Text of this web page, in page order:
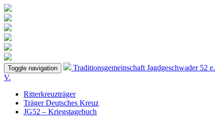
Toggle navigation Traditionsgemeinschaft Jagdgeschwader 52 e.
V.
Ritterkreuzträger
Träger Deutsches Kreuz
JG52 – Kriegstagebuch